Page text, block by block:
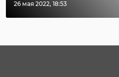
26 мая 2022, 18:53